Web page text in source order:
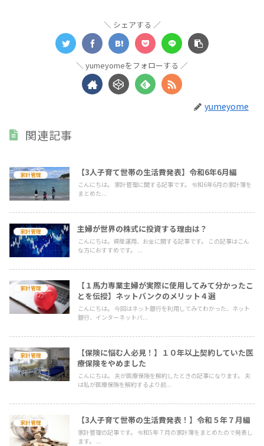
シェアする
yumeyomeをフォローする
yumeyome
関連記事
家計管理 【3人子育て世帯の生活費発表】令和6年6月編
こんにちは。 家計管理に関する記事です。 令和6年6月の家計簿を
まとめた...
家計管理 主婦が世界の株式に投資する理由は？
こんにちは。資産運用、お金に関する記事です。 この記事はこん
な方におすすめです。 ...
家計管理
【１馬力専業主婦が実際に使用してみて分かったこ
とを伝授】ネットバンクのメリット４選
こんにちは。 今回はネット銀行を利用してみてわかった、ネット
銀行、インターネットバ...
家計管理
【保険に悩む人必見！】１０年以上契約していた医
療保険をやめました
こんにちは。 夫が医療保険を解約したときの記事になります。 夫
は私が医療保険を解約するより前...
家計管理 【3人子育て世帯の生活費発表！】令和５年７月編
家計管理の記事です。 令和5年７月の家計簿をまとめたので発表し
ます。 ...